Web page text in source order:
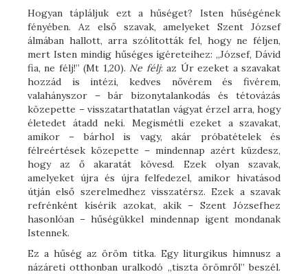
Hogyan tápláljuk ezt a hűséget? Isten hűségének
fényében. Az első szavak, amelyeket Szent József
álmában hallott, arra szólították fel, hogy ne féljen,
mert Isten mindig hűséges ígéreteihez: „József, Dávid
fia, ne félj!” (Mt 1,20). Ne félj: az Úr ezeket a szavakat
hozzád is intézi, kedves nővérem és fivérem,
valahányszor – bár bizonytalankodás és tétovázás
közepette – visszatarthatatlan vágyat érzel arra, hogy
életedet átadd neki. Megismétli ezeket a szavakat,
amikor – bárhol is vagy, akár próbatételek és
félreértések közepette – mindennap azért küzdesz,
hogy az ő akaratát kövesd. Ezek olyan szavak,
amelyeket újra és újra felfedezel, amikor hivatásod
útján első szerelmedhez visszatérsz. Ezek a szavak
refrénként kísérik azokat, akik – Szent Józsefhez
hasonlóan – hűségükkel mindennap igent mondanak
Istennek.
Ez a hűség az öröm titka. Egy liturgikus himnusz a
názáreti otthonban uralkodó „tiszta örömről” beszél.